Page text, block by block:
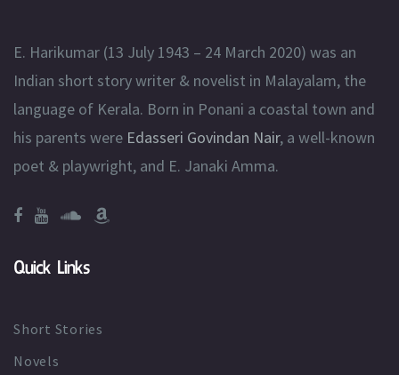
E. Harikumar (13 July 1943 – 24 March 2020) was an
Indian short story writer & novelist in Malayalam, the
language of Kerala. Born in Ponani a coastal town and
his parents were Edasseri Govindan Nair, a well-known
poet & playwright, and E. Janaki Amma.
Quick Links
Short Stories
Novels